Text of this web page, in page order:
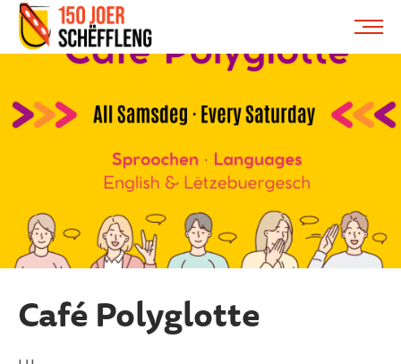
Schifflange, schifflange-logo, gemeng
Café Polyglotte